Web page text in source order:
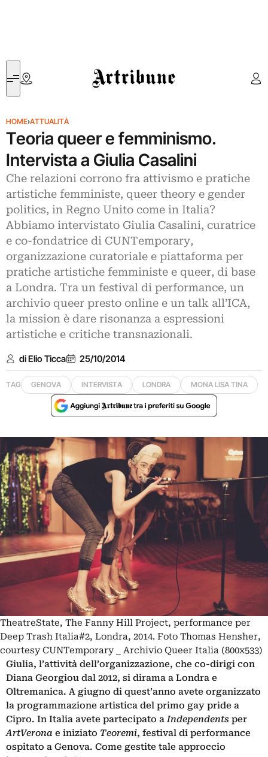
Artribune
HOME›ATTUALITÀ
Teoria queer e femminismo.
Intervista a Giulia Casalini
Che relazioni corrono fra attivismo e pratiche
artistiche femministe, queer theory e gender
politics, in Regno Unito come in Italia?
Abbiamo intervistato Giulia Casalini, curatrice
e co-fondatrice di CUNTemporary,
organizzazione curatoriale e piattaforma per
pratiche artistiche femministe e queer, di base
a Londra. Tra un festival di performance, un
archivio queer presto online e un talk all’ICA,
la mission è dare risonanza a espressioni
artistiche e critiche transnazionali.
di Elio Ticca 25/10/2014
TAG GENOVA INTERVISTA LONDRA MONA LISA TINA
TheatreState, The Fanny Hill Project, performance per
Deep Trash Italia#2, Londra, 2014. Foto Thomas Hensher,
courtesy CUNTemporary _ Archivio Queer Italia (800x533)
Giulia, l’attività dell’organizzazione, che co-dirigi con
Diana Georgiou dal 2012, si dirama a Londra e
Oltremanica. A giugno di quest’anno avete organizzato
la programmazione artistica del primo gay pride a
Cipro. In Italia avete partecipato aIndependents per
ArtVerona e iniziato Teoremi, festival di performance
ospitato a Genova. Come gestite tale approccio